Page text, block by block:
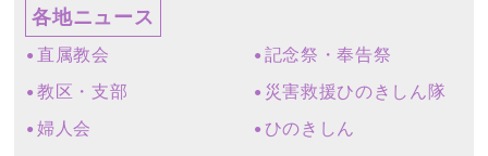
各地ニュース
直属教会
教区・支部
婦人会
記念祭・奉告祭
災害救援ひのきしん隊
ひのきしん